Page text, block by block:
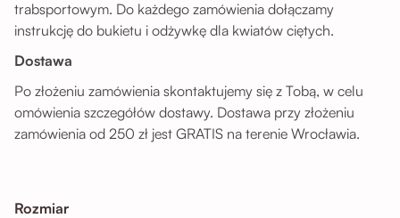
trabsportowym. Do każdego zamówienia dołączamy
instrukcję do bukietu i odżywkę dla kwiatów ciętych.
Dostawa
Po złożeniu zamówienia skontaktujemy się z Tobą, w celu
omówienia szczegółów dostawy. Dostawa przy złożeniu
zamówienia od 250 zł jest GRATIS na terenie Wrocławia.
Rozmiar